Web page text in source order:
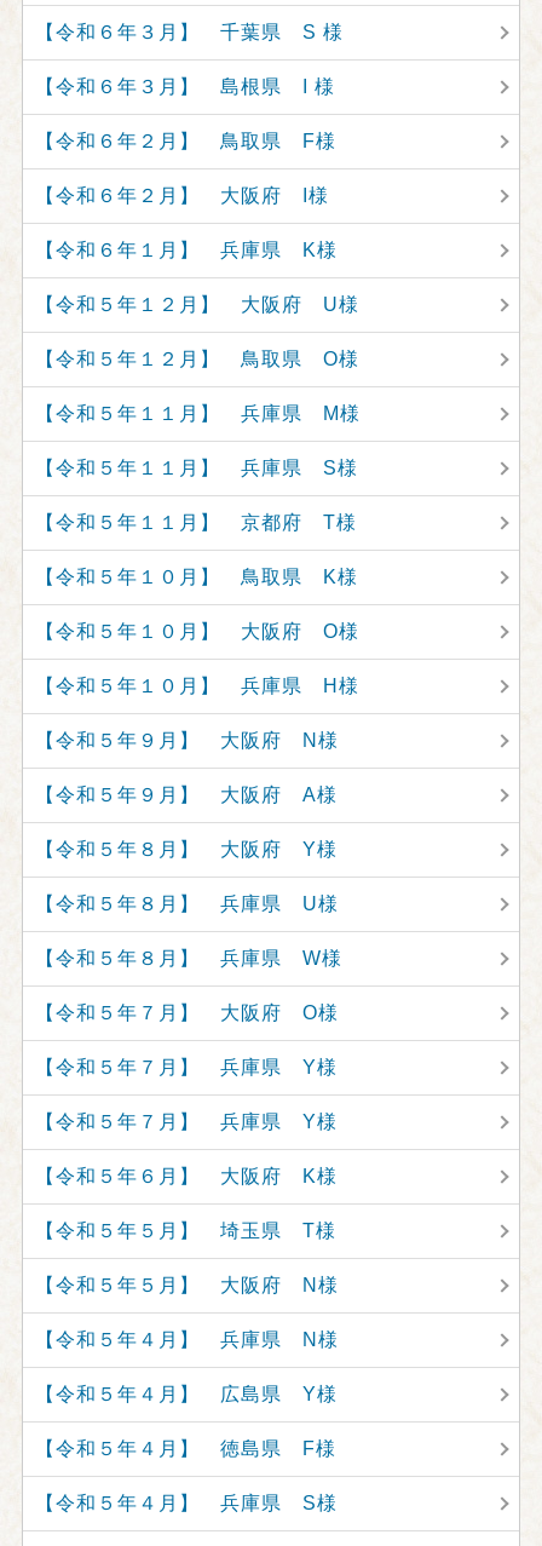
【令和６年３月】 千葉県 S 様
【令和６年３月】 島根県 I 様
【令和６年２月】 鳥取県 F様
【令和６年２月】 大阪府 I様
【令和６年１月】 兵庫県 K様
【令和５年１２月】 大阪府 U様
【令和５年１２月】 鳥取県 O様
【令和５年１１月】 兵庫県 M様
【令和５年１１月】 兵庫県 S様
【令和５年１１月】 京都府 T様
【令和５年１０月】 鳥取県 K様
【令和５年１０月】 大阪府 O様
【令和５年１０月】 兵庫県 H様
【令和５年９月】 大阪府 N様
【令和５年９月】 大阪府 A様
【令和５年８月】 大阪府 Y様
【令和５年８月】 兵庫県 U様
【令和５年８月】 兵庫県 W様
【令和５年７月】 大阪府 O様
【令和５年７月】 兵庫県 Y様
【令和５年７月】 兵庫県 Y様
【令和５年６月】 大阪府 K様
【令和５年５月】 埼玉県 T様
【令和５年５月】 大阪府 N様
【令和５年４月】 兵庫県 N様
【令和５年４月】 広島県 Y様
【令和５年４月】 徳島県 F様
【令和５年４月】 兵庫県 S様